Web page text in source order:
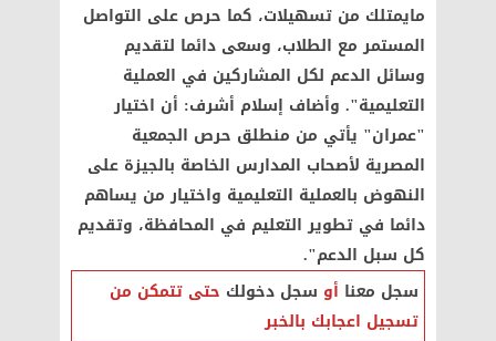
مايمتلك من تسهيلات، كما حرص على التواصل
المستمر مع الطلاب، وسعى دائما لتقديم
وسائل الدعم لكل المشاركين في العملية
التعليمية". وأضاف إسلام أشرف: أن اختيار
"عمران" يأتي من منطلق حرص الجمعية
المصرية لأصحاب المدارس الخاصة بالجيزة على
النهوض بالعملية التعليمية واختيار من يساهم
دائما في تطوير التعليم في المحافظة، وتقديم
كل سبل الدعم".
سجل معنا أو سجل دخولك حتى تتمكن من
تسجيل اعجابك بالخبر